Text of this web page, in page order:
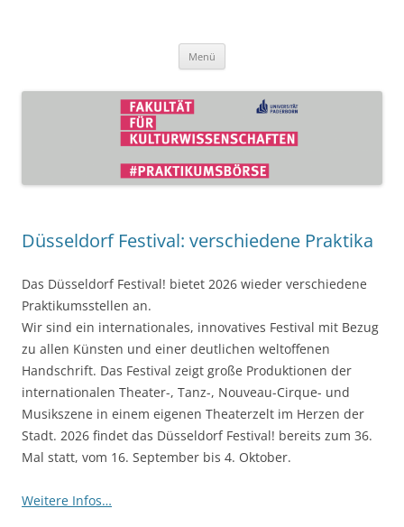
Kulturwissenschaften
Menü
Düsseldorf Festival: verschiedene Praktika
Das Düsseldorf Festival! bietet 2026 wieder verschiedene
Praktikumsstellen an.
Wir sind ein internationales, innovatives Festival mit Bezug
zu allen Künsten und einer deutlichen weltoffenen
Handschrift. Das Festival zeigt große Produktionen der
internationalen Theater-, Tanz-, Nouveau-Cirque- und
Musikszene in einem eigenen Theaterzelt im Herzen der
Stadt. 2026 findet das Düsseldorf Festival! bereits zum 36.
Mal statt, vom 16. September bis 4. Oktober.
Weitere Infos…